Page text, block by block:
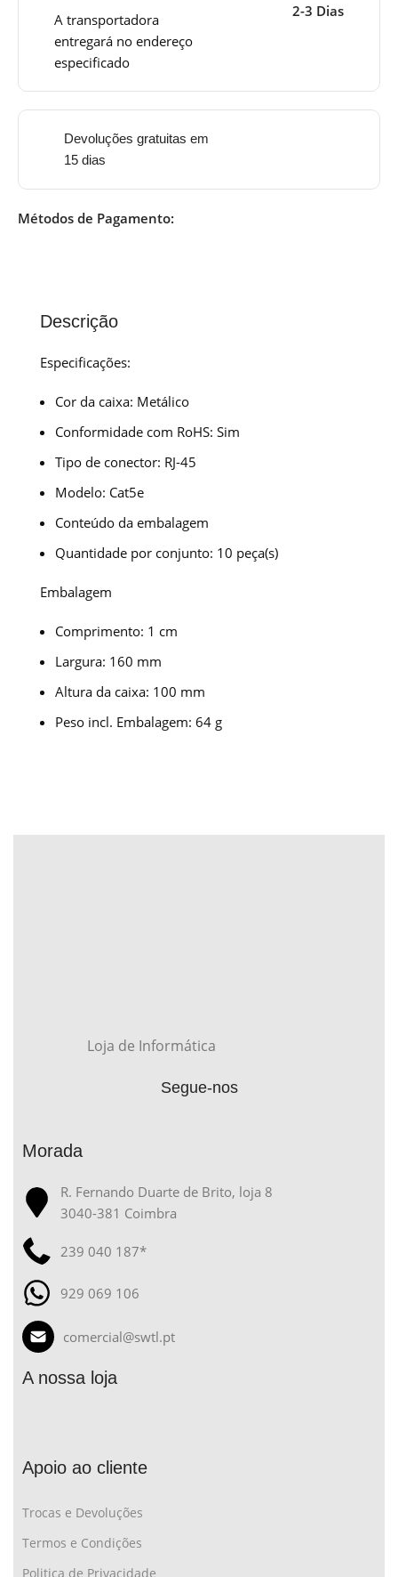
A transportadora
entregará no endereço
especificado
2-3 Dias
Devoluções gratuitas em
15 dias
Métodos de Pagamento:
Descrição
Especificações:
Cor da caixa: Metálico
Conformidade com RoHS: Sim
Tipo de conector: RJ-45
Modelo: Cat5e
Conteúdo da embalagem
Quantidade por conjunto: 10 peça(s)
Embalagem
Comprimento: 1 cm
Largura: 160 mm
Altura da caixa: 100 mm
Peso incl. Embalagem: 64 g
Loja de Informática
Segue-nos
Morada
R. Fernando Duarte de Brito, loja 8
3040-381 Coimbra
239 040 187*
929 069 106
comercial@swtl.pt
A nossa loja
Apoio ao cliente
Trocas e Devoluções
Termos e Condições
Politica de Privacidade